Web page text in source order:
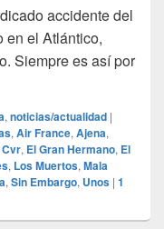
accidente del
en el Atlántico,
Siempre es así por
, noticias/actualidad |
, Air France, Ajena,
Cvr, El Gran Hermano, El
, Los Muertos, Mala
, Sin Embargo, Unos | 1